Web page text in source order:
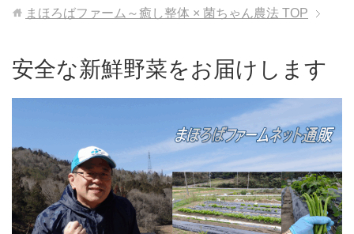
まほろばファーム～癒し整体 × 菌ちゃん農法 TOP
安全な新鮮野菜をお届けします